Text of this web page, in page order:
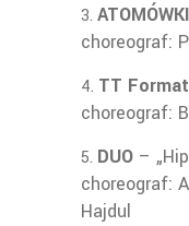
ATOMÓWKI
choreograf:
TT
choreograf:
DUO –
choreograf:
Hajdul